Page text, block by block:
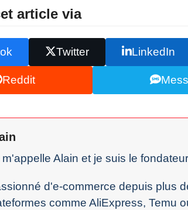
article via
Twitter LinkedIn
Reddit
Alain et je suis le
d'e-commerce depuis plus
comme AliExpress, Temu